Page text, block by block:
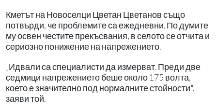
Кметът на Новоселци Цветан Цветанов също
потвърди, че проблемите са ежедневни. По думите
му освен честите прекъсвания, в селото се отчита и
сериозно понижение на напрежението.
„Идвали са специалисти да измерват. Преди две
седмици напрежението беше около 175 волта,
което е значително под нормалните стойности",
заяви той.